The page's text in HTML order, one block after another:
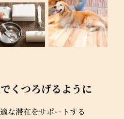
くつろげるように
な滞在をサポートする